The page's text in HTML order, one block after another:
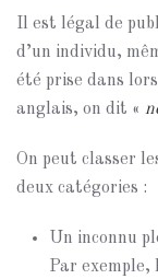
Il est légal de
d’un individu,
été prise dans
anglais, on dit «
On peut classer
deux catégories :
Un inconnu
Par exemple,